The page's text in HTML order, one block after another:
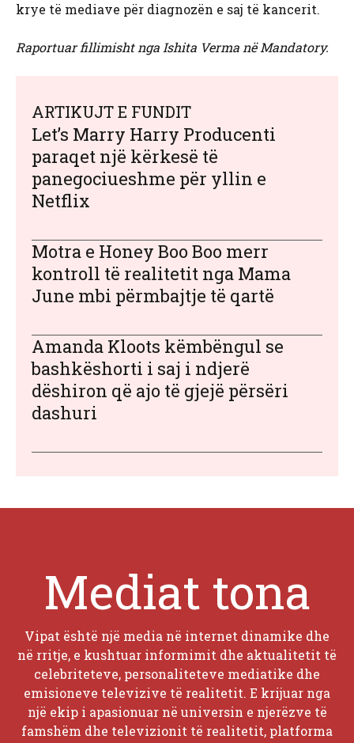
krye të mediave për diagnozën e saj të kancerit.
Raportuar fillimisht nga Ishita Verma në Mandatory.
ARTIKUJT E FUNDIT
Let’s Marry Harry Producenti
paraqet një kërkesë të
panegociueshme për yllin e
Netflix
Motra e Honey Boo Boo merr
kontroll të realitetit nga Mama
June mbi përmbajtje të qartë
Amanda Kloots këmbëngul se
bashkëshorti i saj i ndjerë
dëshiron që ajo të gjejë përsëri
dashuri
Mediat tona
Vipat është një media në internet dinamike dhe
në rritje, e kushtuar informimit dhe aktualitetit të
celebriteteve, personaliteteve mediatike dhe
emisioneve televizive të realitetit. E krijuar nga
një ekip i apasionuar në universin e njerëzve të
famshëm dhe televizionit të realitetit, platforma